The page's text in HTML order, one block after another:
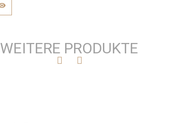
WEITERE PRODUKTE